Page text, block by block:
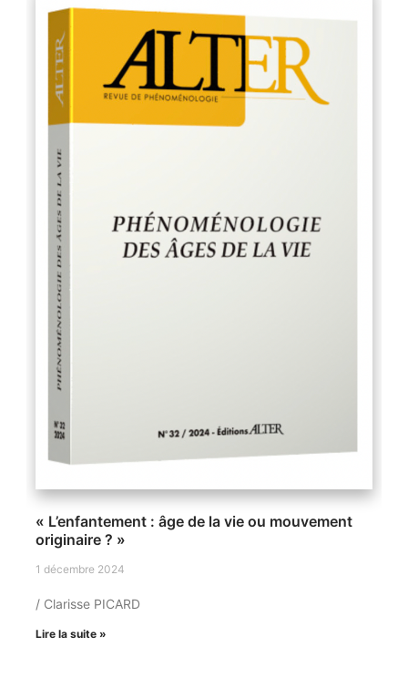
« L’enfantement : âge de la vie ou mouvement
originaire ? »
1 décembre 2024
/ Clarisse PICARD
Lire la suite »